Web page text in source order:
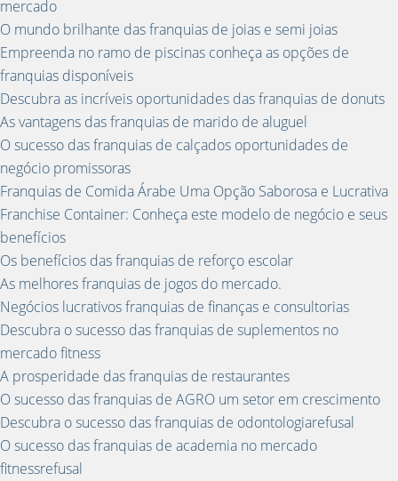
mercado
O mundo brilhante das franquias de joias e semi joias
Empreenda no ramo de piscinas conheça as opções de
franquias disponíveis
Descubra as incríveis oportunidades das franquias de donuts
As vantagens das franquias de marido de aluguel
O sucesso das franquias de calçados oportunidades de
negócio promissoras
Franquias de Comida Árabe Uma Opção Saborosa e Lucrativa
Franchise Container: Conheça este modelo de negócio e seus
benefícios
Os benefícios das franquias de reforço escolar
As melhores franquias de jogos do mercado.
Negócios lucrativos franquias de finanças e consultorias
Descubra o sucesso das franquias de suplementos no
mercado fitness
A prosperidade das franquias de restaurantes
O sucesso das franquias de AGRO um setor em crescimento
Descubra o sucesso das franquias de odontologiarefusal
O sucesso das franquias de academia no mercado
fitnessrefusal